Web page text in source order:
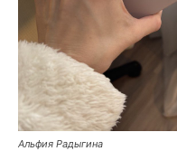
Альфия Радыгина